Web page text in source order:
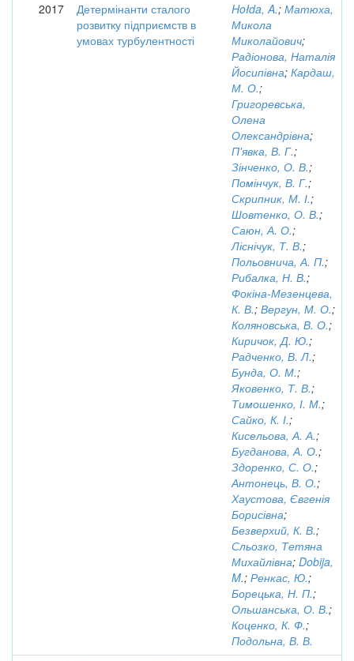
2017
Детермінанти сталого
розвитку підприємств в
умовах турбулентності
Hołda, A.; Матюха,
Микола
Миколайович;
Радіонова, Наталія
Йосипівна; Кардаш,
М. О.;
Григоревська,
Олена
Олександрівна;
П'явка, В. Г.;
Зінченко, О. В.;
Помінчук, В. Г.;
Скрипник, М. І.;
Шовтенко, О. В.;
Саюн, А. О.;
Ліснічук, Т. В.;
Польовнича, А. П.;
Рибалка, Н. В.;
Фокіна-Мезенцева,
К. В.; Вергун, М. О.;
Коляновська, В. О.;
Киричок, Д. Ю.;
Радченко, В. Л.;
Бунда, О. М.;
Яковенко, Т. В.;
Тимошенко, І. М.;
Сайко, К. І.;
Кисельова, А. А.;
Бугданова, А. О.;
Здоренко, С. О.;
Антонець, В. О.;
Хаустова, Євгенія
Борисівна;
Безверхий, К. В.;
Сльозко, Тетяна
Михайлівна; Dobija,
M.; Ренкас, Ю.;
Борецька, Н. П.;
Ольшанська, О. В.;
Коценко, К. Ф.;
Подольна, В. В.